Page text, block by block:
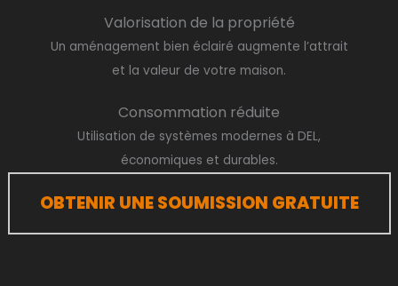
Valorisation de la propriété
Un aménagement bien éclairé augmente l’attrait
et la valeur de votre maison.
Consommation réduite
Utilisation de systèmes modernes à DEL,
économiques et durables.
OBTENIR UNE SOUMISSION GRATUITE